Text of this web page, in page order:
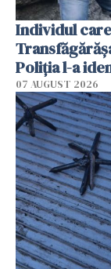
Individul
Poliția l-a
07 AUGUST 2026